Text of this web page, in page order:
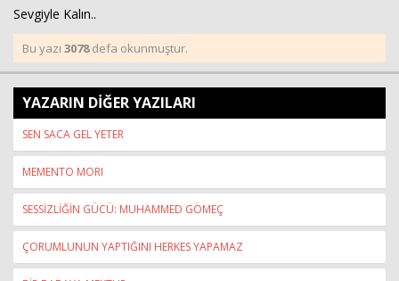
Sevgiyle Kalın..
Bu yazı 3078defa okunmuştur.
YAZARIN DİĞER YAZILARI
SEN SACA GEL YETER
MEMENTO MORI
SESSİZLİĞİN GÜCÜ: MUHAMMED GÖMEÇ
ÇORUMLUNUN YAPTIĞINI HERKES YAPAMAZ